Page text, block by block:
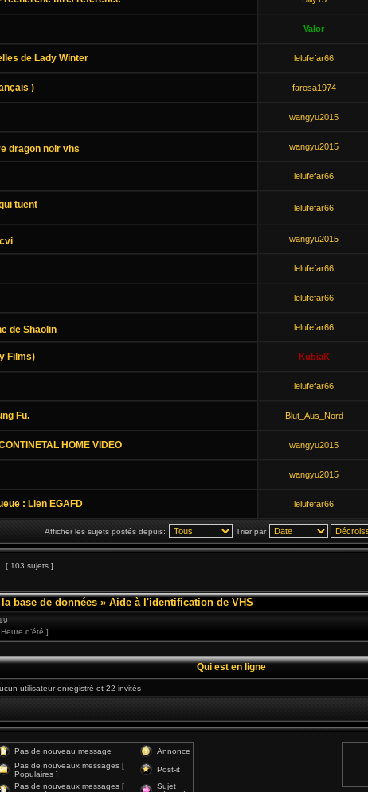
Valor
de Lady Winter lelufefar66
) farosa1974
wangyu2015
dragon noir vhs wangyu2015
lelufefar66
tuent lelufefar66
wangyu2015
lelufefar66
lelufefar66
de Shaolin lelufefar66
Films) KubiaK
lelufefar66
Fu. Blut_Aus_Nord
HOME VIDEO wangyu2015
wangyu2015
: Lien EGAFD lelufefar66
Afficher les sujets postés depuis: Trier par
[ 103 sujets ]
base de données » Aide à l'identification de VHS
d’été ]
Qui est en ligne
utilisateur enregistré et 22 invités
Pas de nouveau message
Annonce
Pas de nouveaux messages [
Populaires ]
Post-it
Pas de nouveaux messages [
Sujet